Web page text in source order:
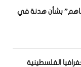
بشأن هدنة في
الفلسطينية